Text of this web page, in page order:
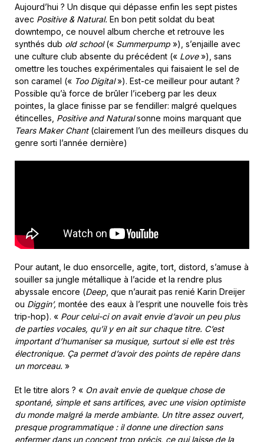
Aujourd’hui ? Un disque qui dépasse enfin les sept pistes
avec Positive & Natural. En bon petit soldat du beat
downtempo, ce nouvel album cherche et retrouve les
synthés dub old school(« Summerpump »), s’enjaille avec
une culture club absente du précédent (« Love»), sans
omettre les touches expérimentales qui faisaient le sel de
son caramel (« Too Digital»). Est-ce meilleur pour autant ?
Possible qu’à force de brûler l’iceberg par les deux
pointes, la glace finisse par se fendiller: malgré quelques
étincelles, Positive and Naturalsonne moins marquant que
Tears Maker Chant(clairement l’un des meilleurs disques du
genre sorti l’année dernière)
Pour autant, le duo ensorcelle, agite, tort, distord, s’amuse à
souiller sa jungle métallique à l’acide et la rendre plus
abyssale encore (Deep , que n’aurait pas renié Karin Dreijer
ou Diggin’, montée des eaux à l’esprit une nouvelle fois très
trip-hop). « Pour celui-ci on avait envie d’avoir un peu plus
de parties vocales, qu’il y en ait sur chaque titre. C’est
important d’humaniser sa musique, surtout si elle est très
électronique. Ça permet d’avoir des points de repère dans
un morceau. »
Et le titre alors ? « On avait envie de quelque chose de
spontané, simple et sans artifices, avec une vision optimiste
du monde malgré la merde ambiante. Un titre assez ouvert,
presque programmatique : il donne une direction sans
enfermer dans un concept trop précis, ce qui laisse de la